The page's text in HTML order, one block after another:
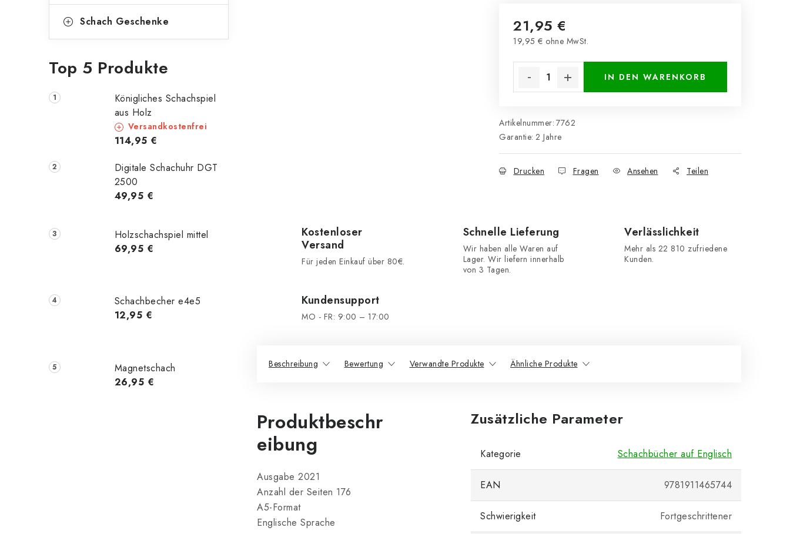
Schach Geschenke
Top 5 Produkte
Königliches Schachspiel
aus Holz
Versandkostenfrei
114,95 €
Digitale Schachuhr DGT
2500
49,95 €
Holzschachspiel mittel
69,95 €
Schachbecher e4e5
12,95 €
Magnetschach
26,95 €
21,95 €
19,95 € ohne MwSt.
IN DEN WARENKORB
Artikelnummer: 7762
Garantie: 2 Jahre
Drucken Fragen Ansehen Teilen
Kostenloser
Versand
Für jeden Einkauf über 80€.
Schnelle Lieferung
Wir haben alle Waren auf
Lager. Wir liefern innerhalb
von 3 Tagen.
Verlässlichkeit
Mehr als 22 810 zufriedene
Kunden.
Kundensupport
MO - FR: 9:00 – 17:00
Beschreibung Bewertung Verwandte Produkte Ähnliche Produkte
Produktbeschr
eibung
Ausgabe 2021
Anzahl der Seiten 176
A5-Format
Englische Sprache
Zusätzliche Parameter
Kategorie Schachbücher auf Englisch
EAN 9781911465744
Schwierigkeit Fortgeschrittener